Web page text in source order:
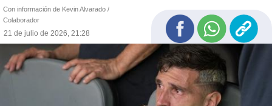
Con información de Kevin Alvarado /
Colaborador
21 de julio de 2026, 21:28